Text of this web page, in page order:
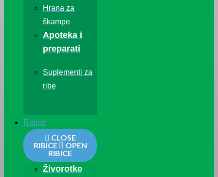
Hrana za
škampe
Apoteka i
preparati
Suplementi za
ribe
Ribice
CLOSE
RIBICE
OPEN
RIBICE
Živorotke